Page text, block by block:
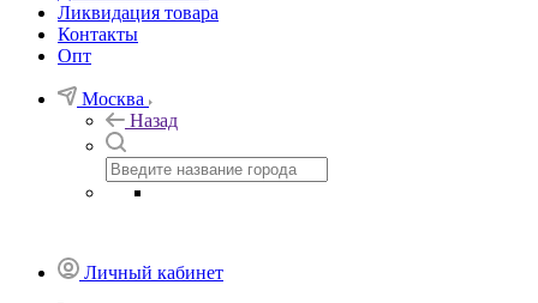
Ликвидация товара
Контакты
Опт
Москва
Назад
Личный кабинет